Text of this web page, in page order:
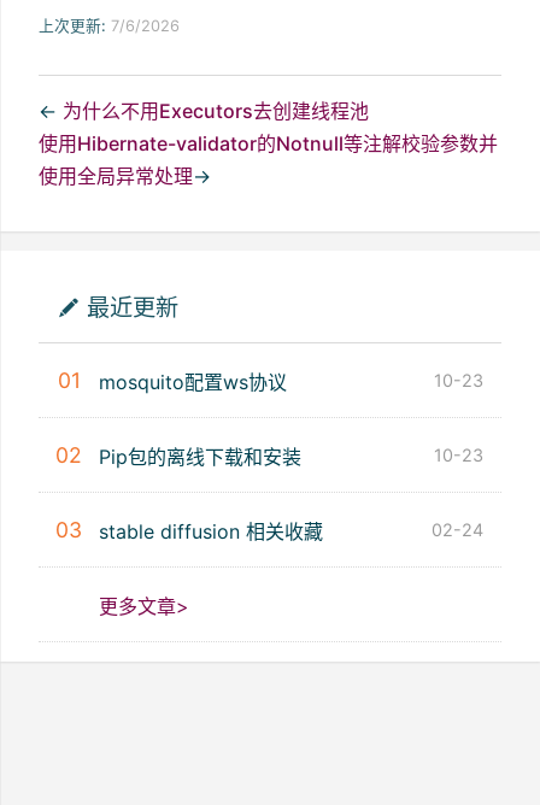
上次更新: 7/6/2026
← 为什么不用Executors去创建线程池
使用Hibernate-validator的Notnull等注解校验参数并
使用全局异常处理→
最近更新
01 mosquito配置ws协议 10-23
02 Pip包的离线下载和安装 10-23
03 stable diffusion 相关收藏 02-24
更多文章>